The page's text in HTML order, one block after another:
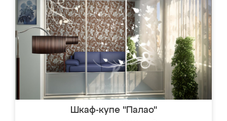
Шкаф-купе "Палао"